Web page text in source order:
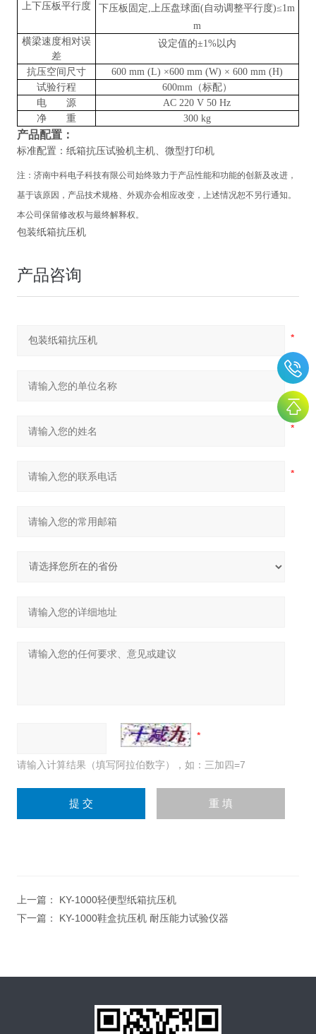
上下压板平行度
下压板固定,上压盘球面(自动调整平行度)≤1m
m
横梁速度相对误
差
设定值的±1%以内
抗压空间尺寸
600 mm (L) ×600 mm (W) × 600 mm (H)
试验行程
600mm（标配）
电 源
AC 220 V 50 Hz
净 重
300 kg
产品配置：
标准配置：纸箱抗压试验机主机、微型打印机
注： 济南中科电子科技有限公司 始终致力于产品性能和功能的创新及改进，
基于该原因，产品技术规格、外观亦会相应改变，上述情况恕不另行通知。
本公司保留修改权与最终解释权。
包装纸箱抗压机
产品咨询
请输入计算结果（填写阿拉伯数字），如：三加四=7
上一篇： KY-1000轻便型纸箱抗压机
下一篇： KY-1000鞋盒抗压机 耐压能力试验仪器